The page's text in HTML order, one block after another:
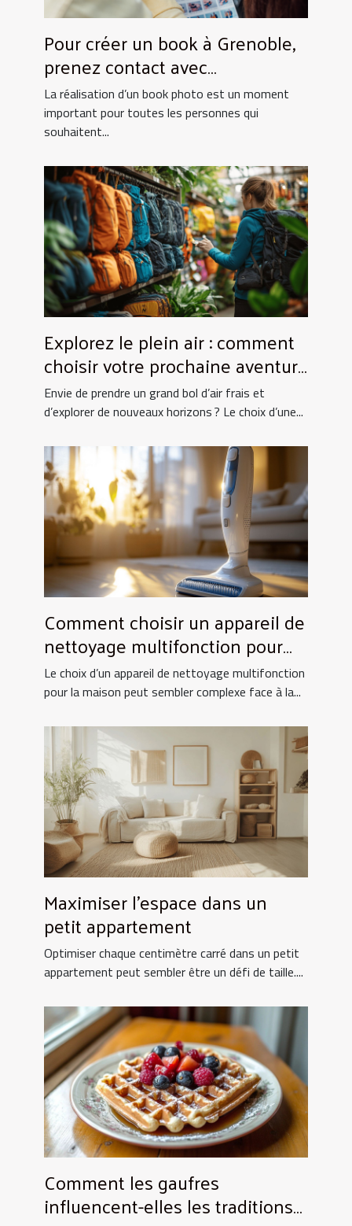
Pour créer un book à Grenoble,
prenez contact avec
UtopikPhoto !
La réalisation d’un book photo est un moment
important pour toutes les personnes qui
souhaitent...
Explorez le plein air : comment
choisir votre prochaine aventure
nature ?
Envie de prendre un grand bol d’air frais et
d’explorer de nouveaux horizons ? Le choix d’une...
Comment choisir un appareil de
nettoyage multifonction pour
votre maison ?
Le choix d’un appareil de nettoyage multifonction
pour la maison peut sembler complexe face à la...
Maximiser l'espace dans un
petit appartement
Optimiser chaque centimètre carré dans un petit
appartement peut sembler être un défi de taille....
Comment les gaufres
influencent-elles les traditions